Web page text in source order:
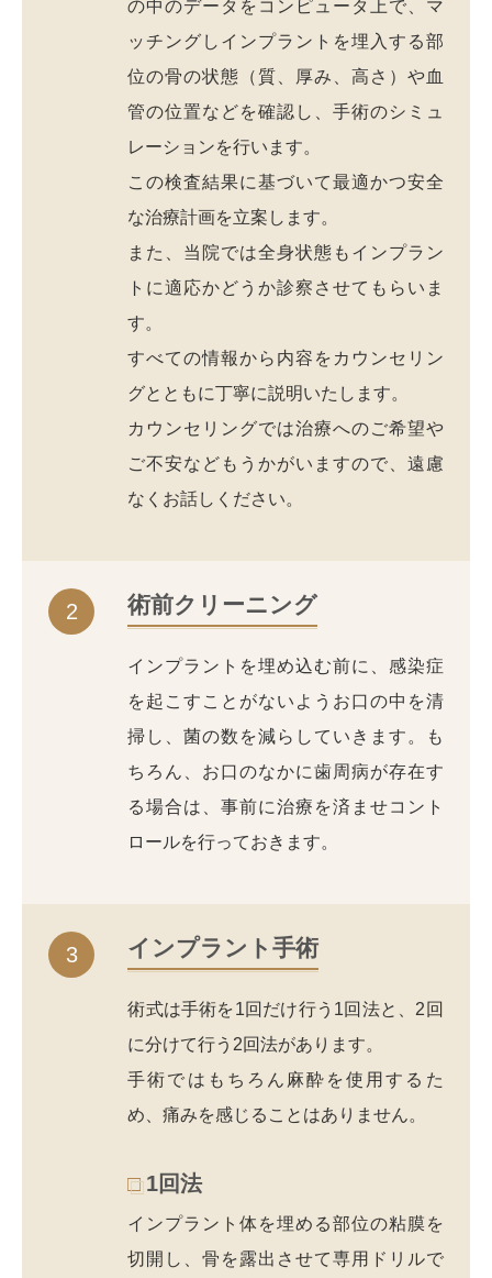
の中のデータをコンピュータ上で、マ
ッチングしインプラントを埋入する部
位の骨の状態（質、厚み、高さ）や血
管の位置などを確認し、手術のシミュ
レーションを行います。
この検査結果に基づいて最適かつ安全
な治療計画を立案します。
また、当院では全身状態もインプラン
トに適応かどうか診察させてもらいま
す。
すべての情報から内容をカウンセリン
グとともに丁寧に説明いたします。
カウンセリングでは治療へのご希望や
ご不安などもうかがいますので、遠慮
なくお話しください。
2 術前クリーニング
インプラントを埋め込む前に、感染症
を起こすことがないようお口の中を清
掃し、菌の数を減らしていきます。も
ちろん、お口のなかに歯周病が存在す
る場合は、事前に治療を済ませコント
ロールを行っておきます。
3 インプラント手術
術式は手術を1回だけ行う1回法と、2回
に分けて行う2回法があります。
手術ではもちろん麻酔を使用するた
め、痛みを感じることはありません。
1回法
インプラント体を埋める部位の粘膜を
切開し、骨を露出させて専用ドリルで